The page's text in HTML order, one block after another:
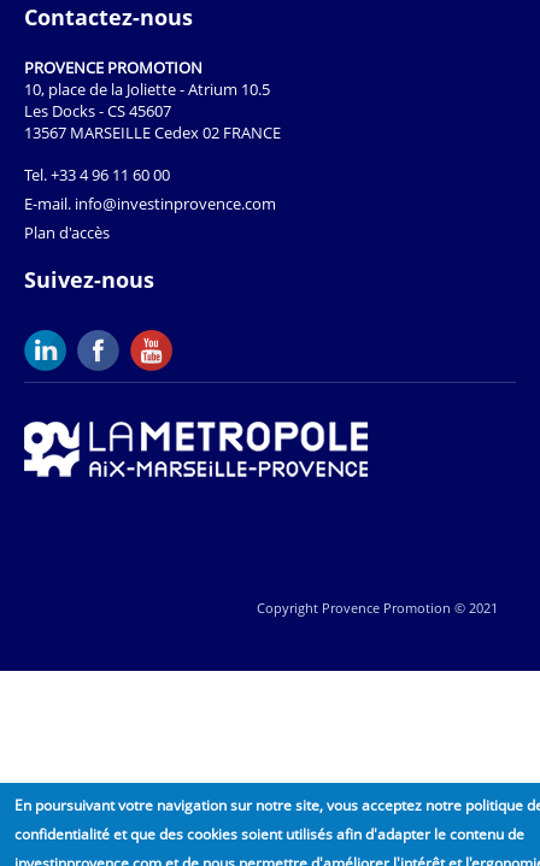
Contactez-nous
PROVENCE PROMOTION
10, place de la Joliette - Atrium 10.5
Les Docks - CS 45607
13567 MARSEILLE Cedex 02 FRANCE
Tel.+33 4 96 11 60 00
E-mail. info@investinprovence.com
Plan d'accès
Suivez-nous
Copyright Provence Promotion © 2021
En poursuivant votre navigation sur notre site, vous acceptez notre politique
confidentialité et que des cookies soient utilisés afin d'adapter le contenu de